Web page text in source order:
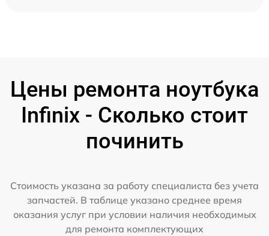
Цены ремонта ноутбука
Infinix - Сколько стоит
починить
Стоимость указана за работу специалиста без учета
запчастей. В таблице указано среднее время
оказания услуг при условии наличия необходимых
для ремонта комплектующих